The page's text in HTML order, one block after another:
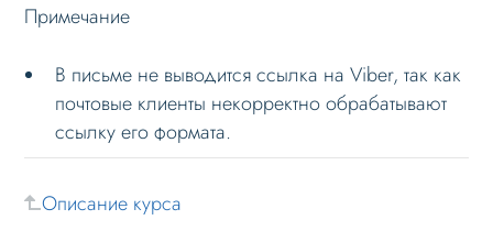
Примечание
В письме не выводится ссылка на Viber, так как
почтовые клиенты некорректно обрабатывают
ссылку его формата.
Описание курса